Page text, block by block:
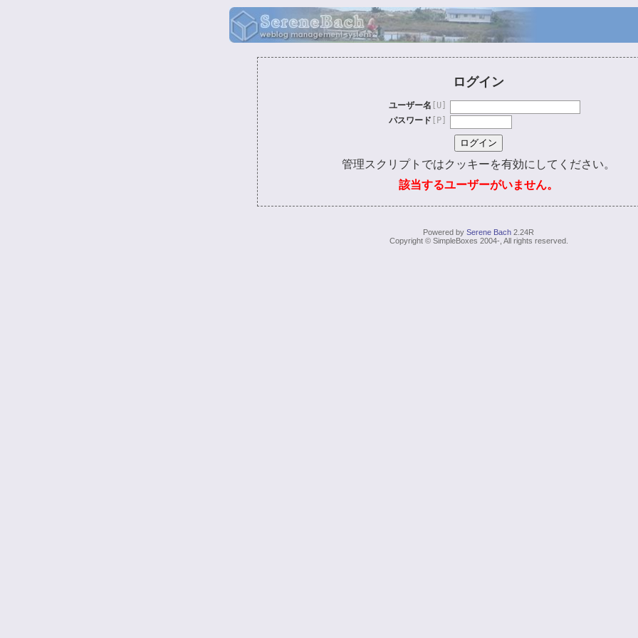
ログイン
ユーザー名 [U]
パスワード [P]
管理スクリプトではクッキーを有効にしてください。
該当するユーザーがいません。
Powered by Serene Bach 2.24R
Copyright © SimpleBoxes 2004-, All rights reserved.